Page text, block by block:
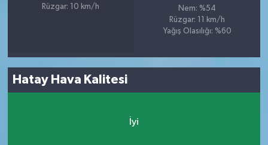
Rüzgar: 10 km/h
Nem: %54
Rüzgar: 11 km/h
Yağış Olasılığı: %60
Hatay Hava Kalitesi
İyi